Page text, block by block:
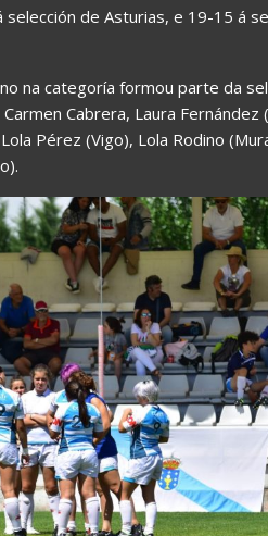
de Asturias, e 19-15 á
na categoría formou parte da
Cabrera, Laura Fernández
Pérez (Vigo), Lola Rodino